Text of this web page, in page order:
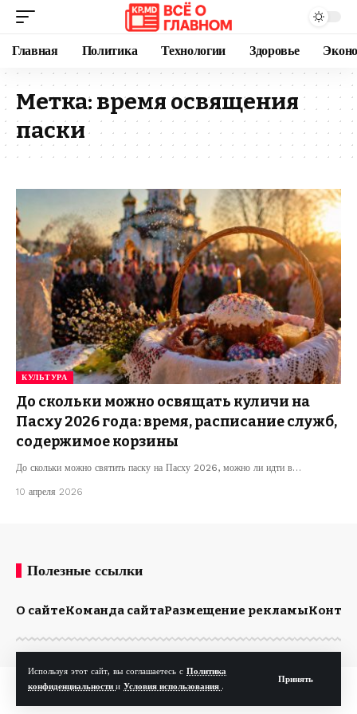
Используя этот сайт, вы соглашаетесь с Политика
конфиденциальности и Условия использования .
Принять
Главная Политика Технологии Здоровье
Метка: время освящения
паски
КУЛЬТУРА
До скольки можно освящать куличи на
Пасху 2026 года: время, расписание служб,
содержимое корзины
До скольки можно святить паску на Пасху 2026, можно ли идти в…
10 апреля 2026
Полезные ссылки
О сайтеКоманда сайтаРазмещение рекламы
© Kp.md. Все права защищены.